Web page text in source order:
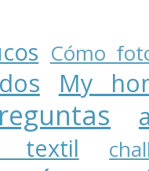
Cómo
My
textil